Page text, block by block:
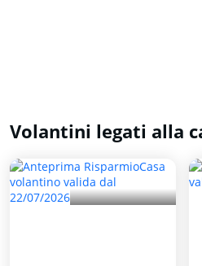
Volantini legati alla